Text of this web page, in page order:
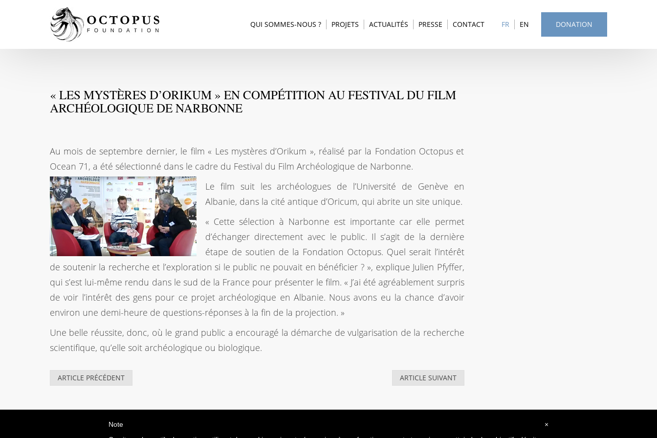
DONATION
FR EN
QUI SOMMES-NOUS ? PROJETS ACTUALITÉS PRESSE CONTACT
« LES MYSTÈRES D’ORIKUM » EN COMPÉTITION AU FESTIVAL DU FILM
ARCHÉOLOGIQUE DE NARBONNE
Au mois de septembre dernier, le film « Les mystères d’Orikum », réalisé par la Fondation Octopus et
Ocean 71, a été sélectionné dans le cadre du Festival du Film Archéologique de Narbonne.
Le film suit les archéologues de l’Université de Genève en
Albanie, dans la cité antique d’Oricum, qui abrite un site unique.
« Cette sélection à Narbonne est importante car elle permet
d’échanger directement avec le public. Il s’agit de la dernière
étape de soutien de la Fondation Octopus. Quel serait l’intérêt
de soutenir la recherche et l’exploration si le public ne pouvait en bénéficier ? », explique Julien Pfyffer,
qui s’est lui-même rendu dans le sud de la France pour présenter le film. « J’ai été agréablement surpris
de voir l’intérêt des gens pour ce projet archéologique en Albanie. Nous avons eu la chance d’avoir
environ une demi-heure de questions-réponses à la fin de la projection. »
Une belle réussite, donc, où le grand public a encouragé la démarche de vulgarisation de la recherche
scientifique, qu’elle soit archéologique ou biologique.
ARTICLE PRÉCÉDENT ARTICLE SUIVANT
×
Note